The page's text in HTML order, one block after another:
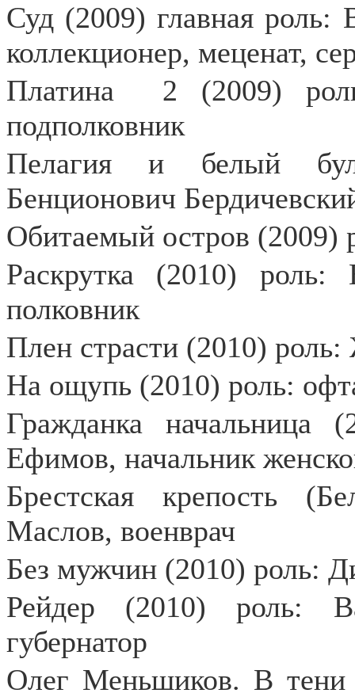
Суд (2009) главная
коллекционер, меценат,
Платина
2 (2009)
подполковник
Пелагия и белый
Бенционович
Обитаемый остров (2009)
Раскрутка (2010) роль:
полковник
Плен страсти (2010)
На ощупь (2010) роль:
Гражданка
Ефимов, начальник
Брестская крепость
Маслов, военврач
Без мужчин (2010) роль:
Рейдер (2010) роль:
губернатор
Олег Меньшиков. В тени